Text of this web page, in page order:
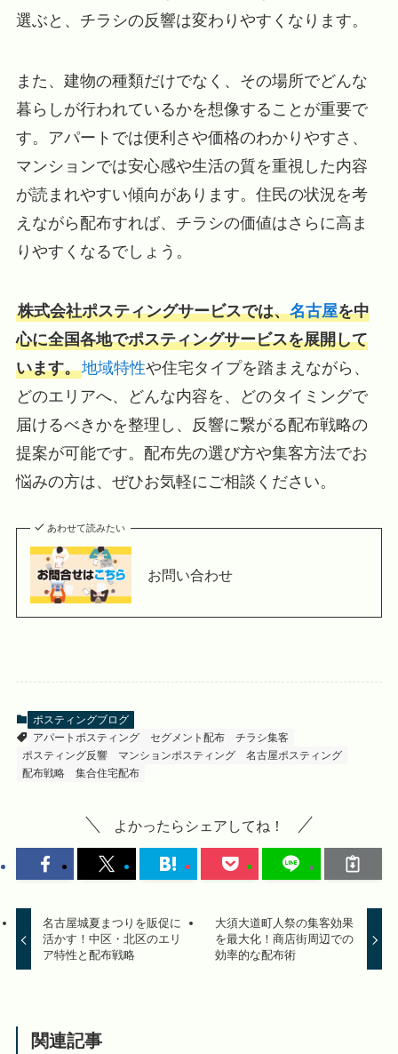
選ぶと、チラシの反響は変わりやすくなります。
また、建物の種類だけでなく、その場所でどんな
暮らしが行われているかを想像することが重要で
す。アパートでは便利さや価格のわかりやすさ、
マンションでは安心感や生活の質を重視した内容
が読まれやすい傾向があります。住民の状況を考
えながら配布すれば、チラシの価値はさらに高ま
りやすくなるでしょう。
株式会社ポスティングサービスでは、名古屋を中
心に全国各地でポスティングサービスを展開して
います。地域特性や住宅タイプを踏まえながら、
どのエリアへ、どんな内容を、どのタイミングで
届けるべきかを整理し、反響に繋がる配布戦略の
提案が可能です。配布先の選び方や集客方法でお
悩みの方は、ぜひお気軽にご相談ください。
あわせて読みたい
お問い合わせ
ポスティングブログ
アパートポスティング
セグメント配布
チラシ集客
ポスティング反響
マンションポスティング
名古屋ポスティング
配布戦略
集合住宅配布
よかったらシェアしてね！
名古屋城夏まつりを販促に
活かす！中区・北区のエリ
ア特性と配布戦略
大須大道町人祭の集客効果
を最大化！商店街周辺での
効率的な配布術
関連記事